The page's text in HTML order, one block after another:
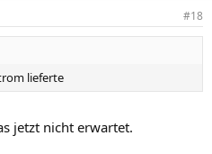
#18
lieferte
jetzt nicht erwartet.